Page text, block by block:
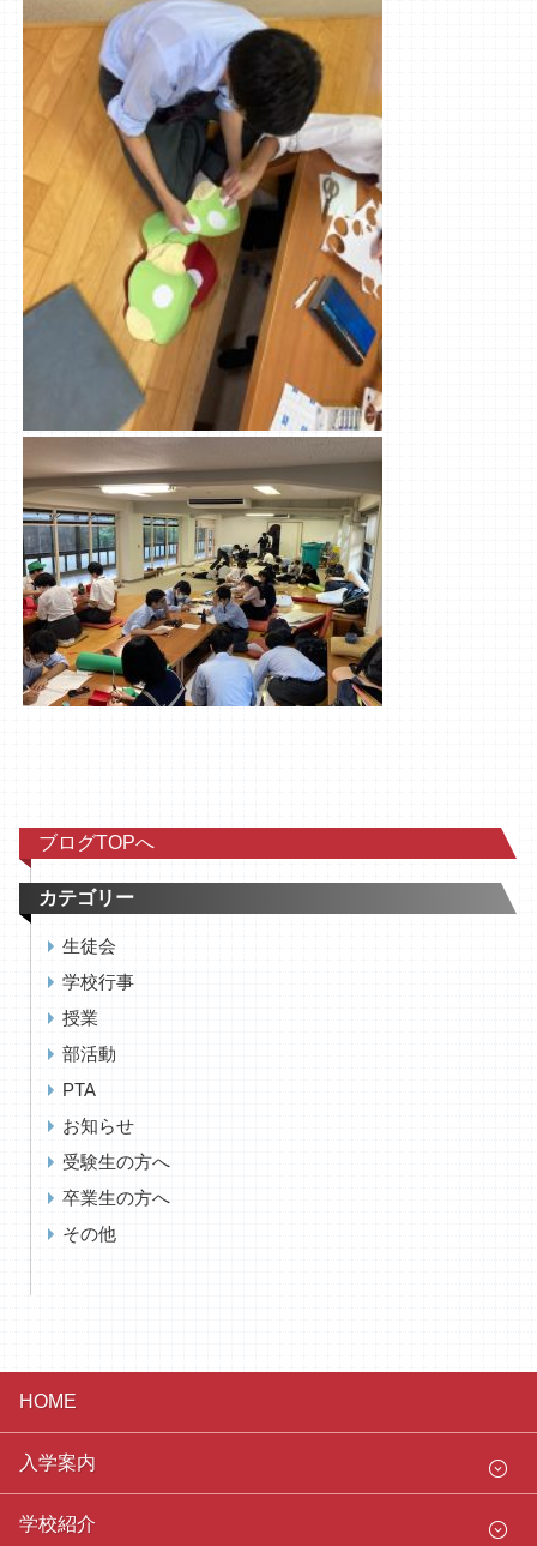
ブログTOPへ
カテゴリー
生徒会
学校行事
授業
部活動
PTA
お知らせ
受験生の方へ
卒業生の方へ
その他
HOME
入学案内
学校紹介